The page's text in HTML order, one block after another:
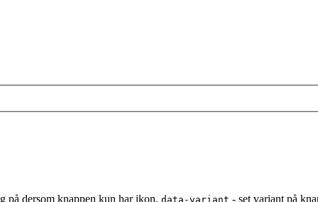
på dersom knappen kun har ikon. data-variant - set variant på